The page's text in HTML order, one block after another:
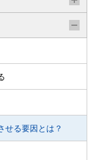
せる要因とは？